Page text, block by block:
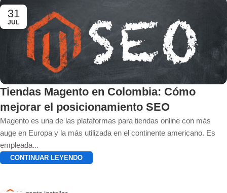
31
JUL
Tiendas Magento en Colombia: Cómo
mejorar el posicionamiento SEO
Magento es una de las plataformas para tiendas online con más
auge en Europa y la más utilizada en el continente americano. Es
empleada...
CONTINUAR LEYENDO